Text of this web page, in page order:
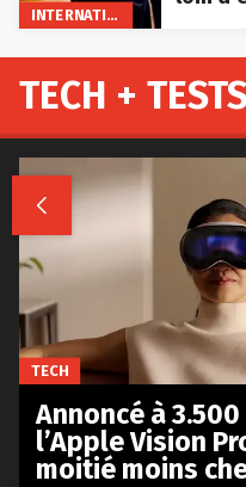
INTERNATIONAL
TECH +

TECH
Annoncé à
l’Apple Vision
moitié moins